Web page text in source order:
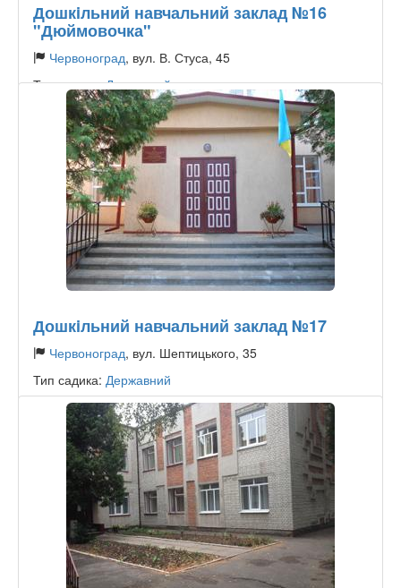
Дошкiльний навчальний заклад №16
"Дюймовочка"
Червоноград, вул. В. Стуса, 45
Тип садика:Державний
Дошкiльний навчальний заклад №17
Червоноград, вул. Шептицького, 35
Тип садика: Державний